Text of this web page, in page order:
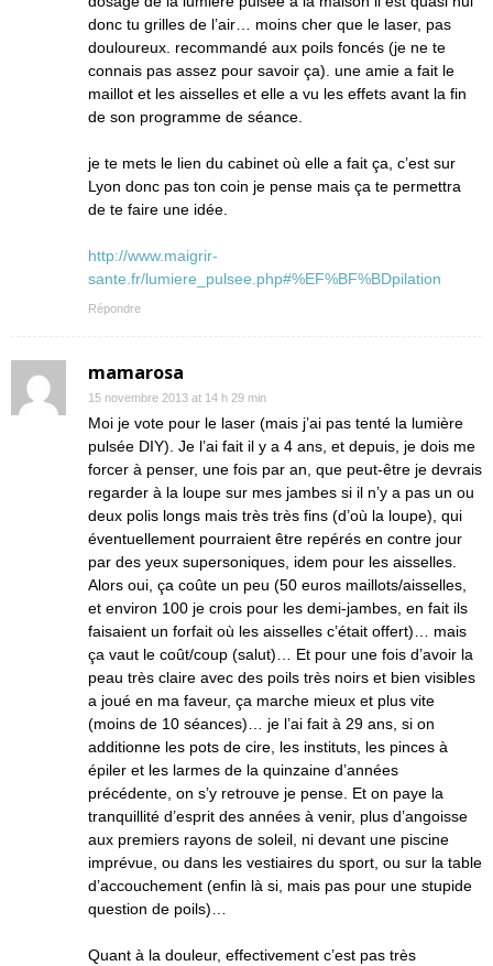
donc tu grilles de l’air… moins cher que le laser, pas
douloureux. recommandé aux poils foncés (je ne te
connais pas assez pour savoir ça). une amie a fait le
maillot et les aisselles et elle a vu les effets avant la fin
de son programme de séance.
je te mets le lien du cabinet où elle a fait ça, c’est sur
Lyon donc pas ton coin je pense mais ça te permettra
de te faire une idée.
http://www.maigrir-
sante.fr/lumiere_pulsee.php#%EF%BF%BDpilation
Répondre
mamarosa
15 novembre 2013 at 14 h 29 min
Moi je vote pour le laser (mais j’ai pas tenté la lumière
pulsée DIY). Je l’ai fait il y a 4 ans, et depuis, je dois me
forcer à penser, une fois par an, que peut-être je devrais
regarder à la loupe sur mes jambes si il n’y a pas un ou
deux polis longs mais très très fins (d’où la loupe), qui
éventuellement pourraient être repérés en contre jour
par des yeux supersoniques, idem pour les aisselles.
Alors oui, ça coûte un peu (50 euros maillots/aisselles,
et environ 100 je crois pour les demi-jambes, en fait ils
faisaient un forfait où les aisselles c’était offert)… mais
ça vaut le coût/coup (salut)… Et pour une fois d’avoir la
peau très claire avec des poils très noirs et bien visibles
a joué en ma faveur, ça marche mieux et plus vite
(moins de 10 séances)… je l’ai fait à 29 ans, si on
additionne les pots de cire, les instituts, les pinces à
épiler et les larmes de la quinzaine d’années
précédente, on s’y retrouve je pense. Et on paye la
tranquillité d’esprit des années à venir, plus d’angoisse
aux premiers rayons de soleil, ni devant une piscine
imprévue, ou dans les vestiaires du sport, ou sur la table
d’accouchement (enfin là si, mais pas pour une stupide
question de poils)…
Quant à la douleur, effectivement c’est pas très